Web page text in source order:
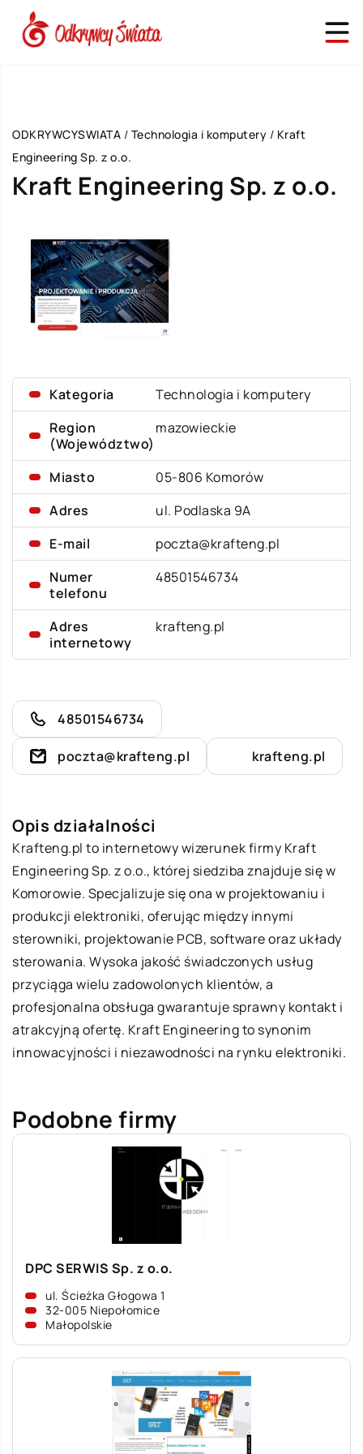
ODKRYWCYSWIATA / Technologia i komputery / Kraft
Engineering Sp. z o.o.
Kraft Engineering Sp. z o.o.
Kategoria
Technologia i komputery
Region
(Województwo)
mazowieckie
Miasto
05-806 Komorów
Adres
ul. Podlaska 9A
E-mail
poczta@krafteng.pl
Numer
telefonu
48501546734
Adres
internetowy
krafteng.pl
48501546734
poczta@krafteng.pl krafteng.pl
Opis działalności
Krafteng.pl to internetowy wizerunek firmy Kraft
Engineering Sp. z o.o., której siedziba znajduje się w
Komorowie. Specjalizuje się ona w projektowaniu i
produkcji elektroniki, oferując między innymi
sterowniki, projektowanie PCB, software oraz układy
sterowania. Wysoka jakość świadczonych usług
przyciąga wielu zadowolonych klientów, a
profesjonalna obsługa gwarantuje sprawny kontakt i
atrakcyjną ofertę. Kraft Engineering to synonim
innowacyjności i niezawodności na rynku elektroniki.
Podobne firmy
DPC SERWIS Sp. z o.o.
ul. Ścieżka Głogowa 1
32-005 Niepołomice
Małopolskie